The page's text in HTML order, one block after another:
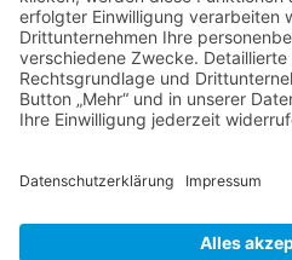
DIE LINKE. Kreisverband Main-Taunus